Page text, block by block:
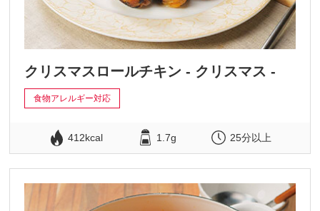
クリスマスロールチキン - クリスマス -
食物アレルギー対応
412kcal 1.7g 25分以上